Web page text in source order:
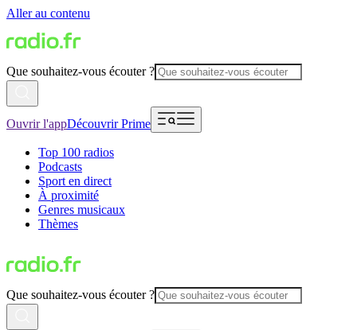
Aller au contenu
Que souhaitez-vous écouter ?
Ouvrir l'appDécouvrir Prime
Top 100 radios
Podcasts
Sport en direct
À proximité
Genres musicaux
Thèmes
Que souhaitez-vous écouter ?